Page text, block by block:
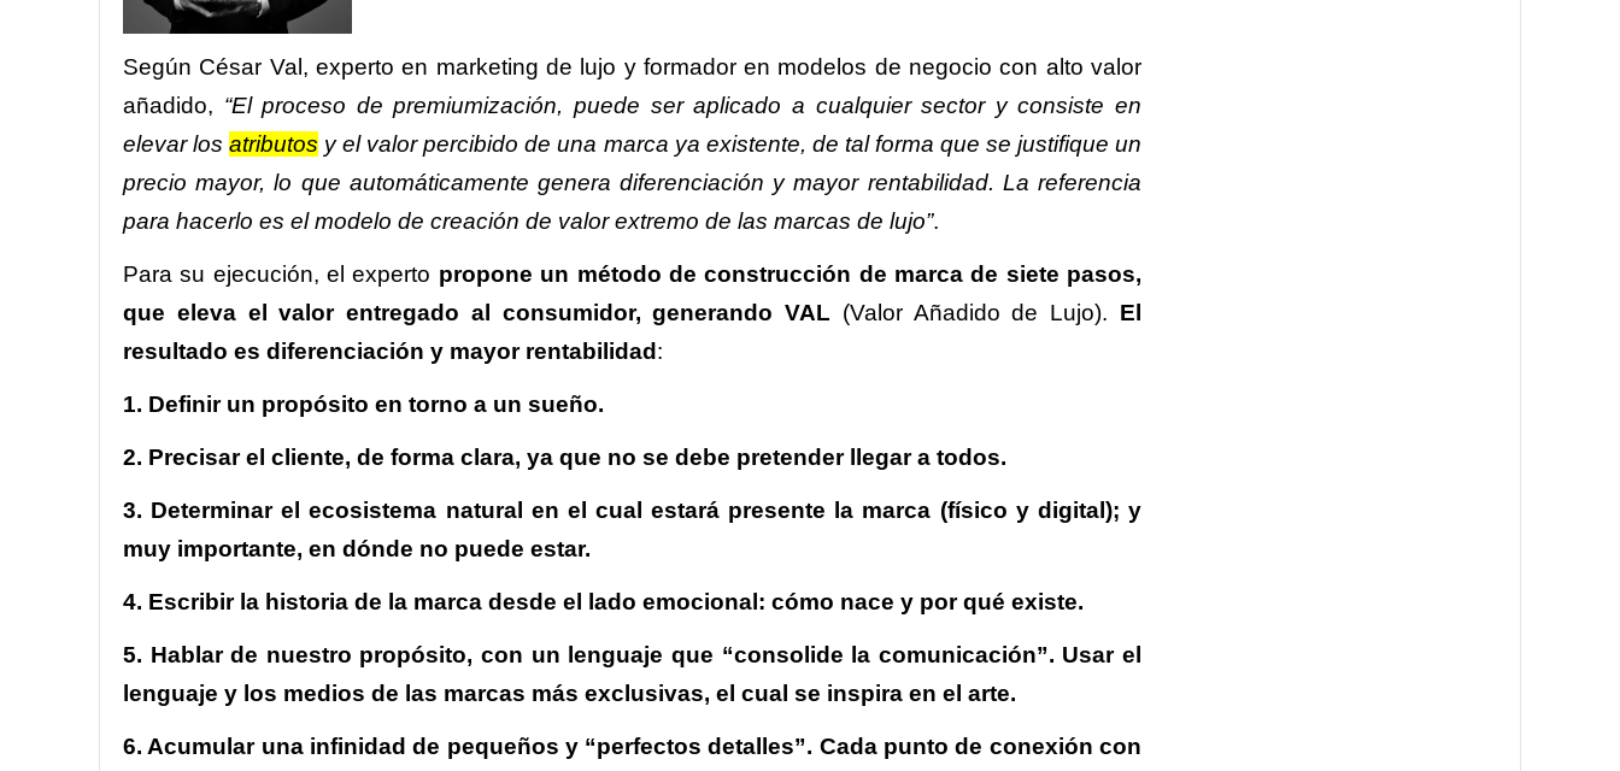
Según César Val, experto en marketing de lujo y formador en modelos de negocio con alto valor
añadido, “El proceso de premiumización, puede ser aplicado a cualquier sector y consiste en
elevar losatributos y el valor percibido de una marca ya existente, de tal forma que se justifique un
precio mayor, lo que automáticamente genera diferenciación y mayor rentabilidad. La referencia
para hacerlo es el modelo de creación de valor extremo de las marcas de lujo”.
Para su ejecución, el experto propone un método de construcción de marca de siete pasos,
que eleva el valor entregado al consumidor, generando VAL (Valor Añadido de Lujo). El
resultado es diferenciación y mayor rentabilidad :
1. Definir un propósito en torno a un sueño.
2. Precisar el cliente, de forma clara, ya que no se debe pretender llegar a todos.
3. Determinar el ecosistema natural en el cual estará presente la marca (físico y digital); y
muy importante, en dónde no puede estar.
4. Escribir la historia de la marca desde el lado emocional: cómo nace y por qué existe.
5. Hablar de nuestro propósito, con un lenguaje que “consolide la comunicación”. Usar el
lenguaje y los medios de las marcas más exclusivas, el cual se inspira en el arte.
6. Acumular una infinidad de pequeños y “perfectos detalles”. Cada punto de conexión con